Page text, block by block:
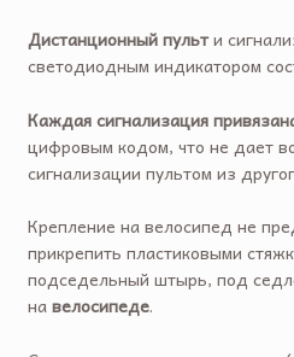
Дистанционный пульти
светодиодным индикатором
Каждая сигнализация
цифровым кодом, что не дает
сигнализации пультом из
Крепление на велосипед не
прикрепить пластиковыми
подседельный штырь, под
навелосипеде.